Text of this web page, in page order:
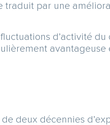
traduit par une
d’activité du
avantageuse
deux décennies